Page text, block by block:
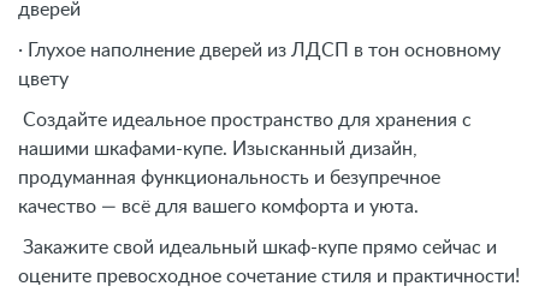
дверей
· Глухое наполнение дверей из ЛДСП в тон основному
цвету
Создайте идеальное пространство для хранения с
нашими шкафами-купе. Изысканный дизайн,
продуманная функциональность и безупречное
качество — всё для вашего комфорта и уюта.
Закажите свой идеальный шкаф-купе прямо сейчас и
оцените превосходное сочетание стиля и практичности!